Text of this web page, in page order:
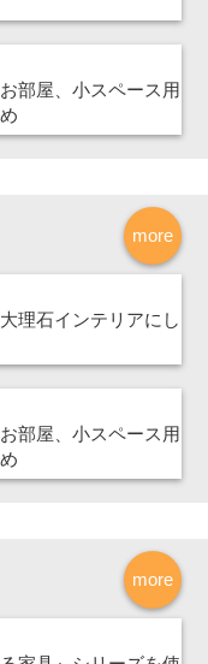
部屋、小スペース用
more
理石インテリアにし
部屋、小スペース用
more